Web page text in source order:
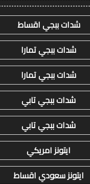
شدات ببجي اقساط
شدات ببجي تمارا
شدات ببجي تمارا
شدات ببجي تابي
شدات ببجي تابي
ايتونز امريكي
ايتونز سعودي اقساط